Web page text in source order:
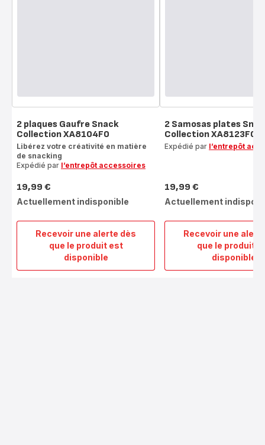
Recevoir une alerte dès
que le produit est
disponible
2
plaques
2 plaques Gaufre Snack
Collection XA8104F0
Libérez votre créativité en matière
de snacking
Expédié par l’entrepôt accessoires
Prix
19,99 €
Actuellement indisponible
Recevoir une
que le produit
disponible
2
2 Samosas plates
Collection XA8123F0
Expédié par l’entrepôt
Prix
19,99 €
Actuellement